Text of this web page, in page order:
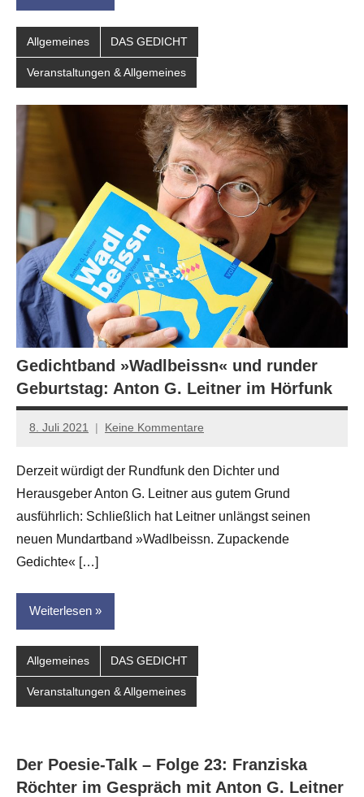
Allgemeines DAS GEDICHT
Veranstaltungen & Allgemeines
Gedichtband »Wadlbeissn« und runder
Geburtstag: Anton G. Leitner im Hörfunk
8. Juli 2021
Jan-
Hornauer
für
dasgedichtblog
Keine Kommentare
Derzeit würdigt der Rundfunk den Dichter und
Herausgeber Anton G. Leitner aus gutem Grund
ausführlich: Schließlich hat Leitner unlängst seinen
neuen Mundartband »Wadlbeissn. Zupackende
Gedichte« […]
Weiterlesen
Allgemeines DAS GEDICHT
Veranstaltungen & Allgemeines
Der Poesie-Talk – Folge 23: Franziska
Röchter im Gespräch mit Anton G. Leitner